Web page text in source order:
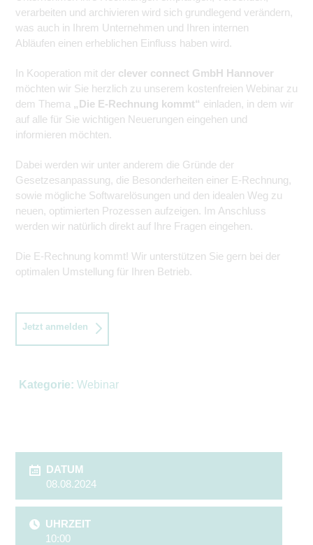
verarbeiten und archivieren wird sich grundlegend verändern,
was auch in Ihrem Unternehmen und Ihren internen
Abläufen einen erheblichen Einfluss haben wird.
In Kooperation mit der clever connect GmbH Hannover
möchten wir Sie herzlich zu unserem kostenfreien Webinar zu
dem Thema „Die E-Rechnung kommt“ einladen, in dem wir
auf alle für Sie wichtigen Neuerungen eingehen und
informieren möchten.
Dabei werden wir unter anderem die Gründe der
Gesetzesanpassung, die Besonderheiten einer E-Rechnung,
sowie mögliche Softwarelösungen und den idealen Weg zu
neuen, optimierten Prozessen aufzeigen. Im Anschluss
werden wir natürlich direkt auf Ihre Fragen eingehen.
Die E-Rechnung kommt! Wir unterstützen Sie gern bei der
optimalen Umstellung für Ihren Betrieb.
Jetzt anmelden
Kategorie: Webinar
DATUM
08.08.2024
UHRZEIT
10:00